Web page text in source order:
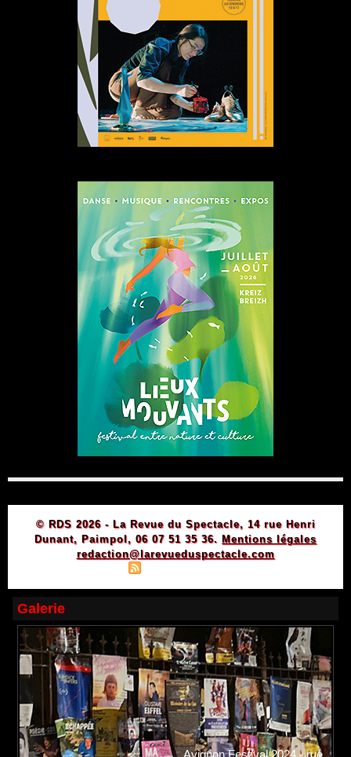
© RDS 2026 - La Revue du Spectacle, 14 rue Henri
Dunant, Paimpol, 06 07 51 35 36. Mentions légales
redaction@larevueduspectacle.com
Galerie
Avignon Festival 2024 - rue